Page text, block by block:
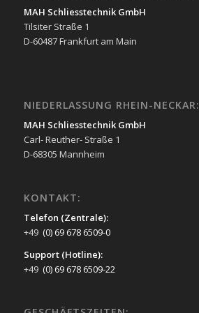
MAH Schliesstechnik GmbH
Tilsiter Straße 1
D-60487 Frankfurt am Main
NIEDERLASSUNG RHEIN-NECKAR:
MAH Schliesstechnik GmbH
Carl- Reuther- Straße 1
D-68305 Mannheim
KONTAKT:
Telefon (Zentrale):
+49 (0) 69 678 6509-0
Support (Hotline):
+49 (0) 69 678 6509-22